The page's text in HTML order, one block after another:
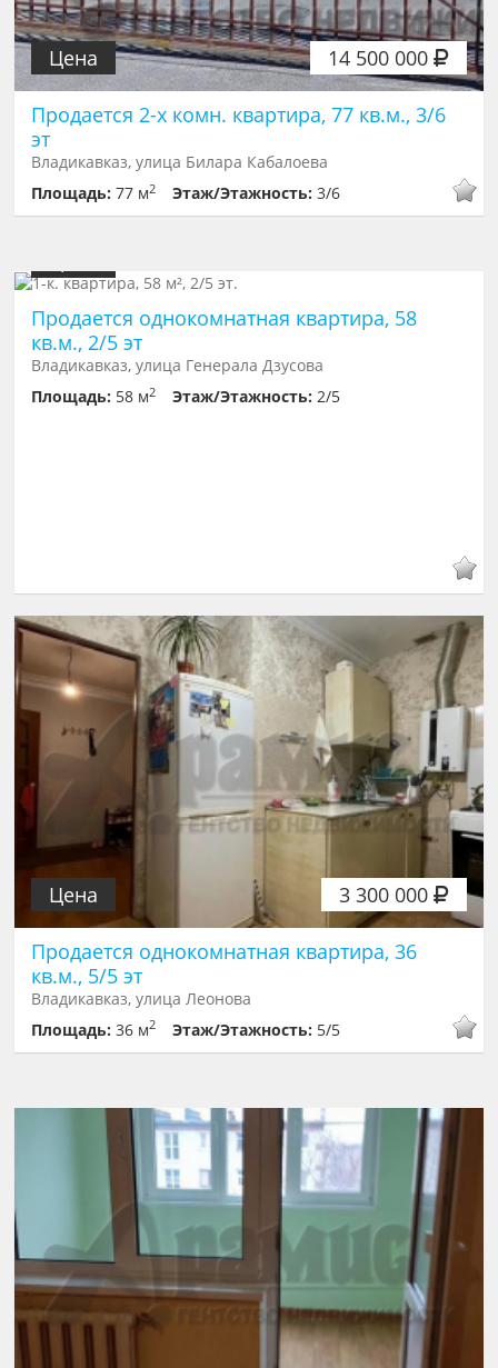
14 500 000
Цена
Продается 2-х комн. квартира, 77 кв.м., 3/6
эт
Владикавказ, улица Билара Кабалоева
Площадь:77 м2 Этаж/Этажность:3/6
Продается однокомнатная квартира, 58
кв.м., 2/5 эт
Владикавказ, улица Генерала Дзусова
Площадь: 58 м2 Этаж/Этажность:2/5
3 300 000
Цена
Продается однокомнатная квартира, 36
кв.м., 5/5 эт
Владикавказ, улица Леонова
Площадь:36 м2 Этаж/Этажность: 5/5